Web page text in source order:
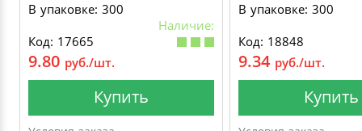
В упаковке: 300
Наличие:
Код: 17665
9.80 руб./шт.
Купить
В упаковке: 300
Код: 18848
9.34 руб./шт.
Купить